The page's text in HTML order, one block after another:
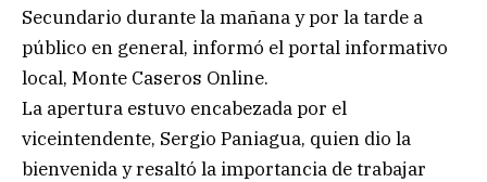
Secundario durante la mañana y por la tarde a
público en general, informó el portal informativo
local, Monte Caseros Online.
La apertura estuvo encabezada por el
viceintendente, Sergio Paniagua, quien dio la
bienvenida y resaltó la importancia de trabajar